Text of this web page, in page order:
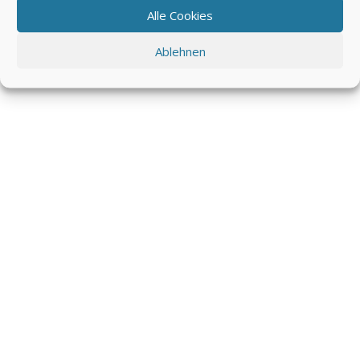
Alle Cookies
Ablehnen